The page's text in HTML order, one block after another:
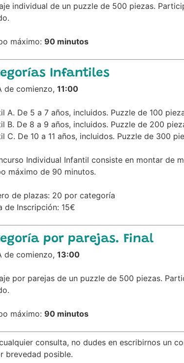
individual de un puzzle de 500 piezas.
máximo: 90 minutos
Infantiles
de comienzo, 11:00
A. De 5 a 7 años, incluidos. Puzzle de 100
B. De 8 a 9 años, incluidos. Puzzle de 200
C. De 10 a 11 años, incluidos. Puzzle de 300
Individual Infantil consiste en montar de
máximo de 90 minutos.
de plazas: 20 por categoría
de Inscripción: 15€
por parejas. Final
de comienzo, 13:00
por parejas de un puzzle de 500 piezas.
máximo: 90 minutos
consulta, no dudes en escribirnos un
brevedad posible.